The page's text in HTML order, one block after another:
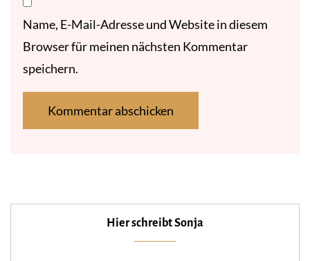
Name, E-Mail-Adresse und Website in diesem
Browser für meinen nächsten Kommentar
speichern.
Hier schreibt Sonja